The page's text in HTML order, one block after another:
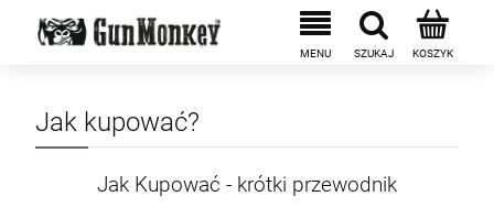
Jak kupować?
Jak Kupować - krótki przewodnik